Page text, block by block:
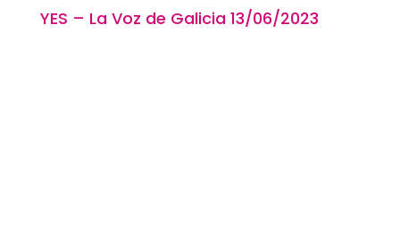
YES – La Voz de Galicia 13/06/2023